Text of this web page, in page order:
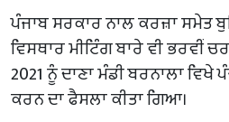
ਪੰਜਾਬ ਸਰਕਾਰ ਨਾਲ ਕਰਜ਼ਾ ਸਮੇਤ
ਵਿਸਥਾਰ ਮੀਟਿੰਗ ਬਾਰੇ ਵੀ ਭਰਵੀਂ
2021 ਨੂੰ ਦਾਣਾ ਮੰਡੀ ਬਰਨਾਲਾ ਵਿਖੇ
ਕਰਨ ਦਾ ਫੈਸਲਾ ਕੀਤਾ ਗਿਆ।